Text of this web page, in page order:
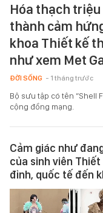
Hóa thạch
thành cảm
khoa Thiết kế
như xem Met
ĐỜI SỐNG - 1 tháng trước
Bộ sưu tập có tên “Shell
cộng đồng mạng.
Cảm giác như
của sinh viên
đỉnh, quốc tế đến